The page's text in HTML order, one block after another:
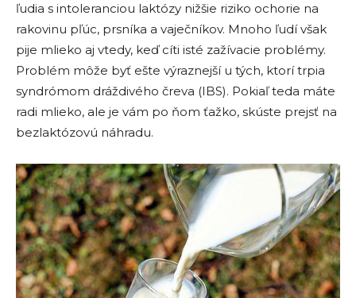
ľudia s intoleranciou laktózy nižšie riziko ochorie na
rakovinu pľúc, prsníka a vaječníkov. Mnoho ľudí však
pije mlieko aj vtedy, keď cíti isté zažívacie problémy.
Problém môže byť ešte výraznejší u tých, ktorí trpia
syndrómom dráždivého čreva (IBS). Pokiaľ teda máte
radi mlieko, ale je vám po ňom ťažko, skúste prejsť na
bezlaktózovú náhradu.